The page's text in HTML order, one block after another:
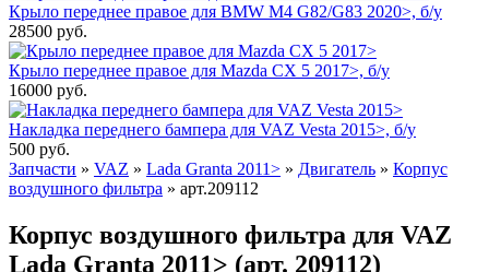
Крыло переднее правое для BMW M4 G82/G83 2020>, б/у
28500 руб.
Крыло переднее правое для Mazda CX 5 2017>, б/у
16000 руб.
Накладка переднего бампера для VAZ Vesta 2015>, б/у
500 руб.
Запчасти » VAZ » Lada Granta 2011> » Двигатель » Корпус
воздушного фильтра » арт.209112
Корпус воздушного фильтра для VAZ
Lada Granta 2011> (арт. 209112)